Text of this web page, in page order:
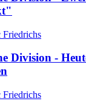
Friedrichs
Division -
Friedrichs